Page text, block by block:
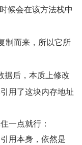
候会在该方法栈中
制而来，所以它所
据后，本质上修改
用了这块内存地址
一点就行：
用本身，依然是